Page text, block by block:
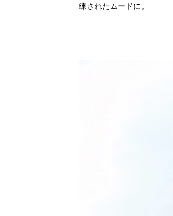
練されたムードに。